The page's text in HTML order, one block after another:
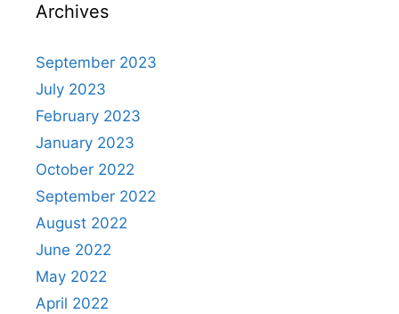
Archives
September 2023
July 2023
February 2023
January 2023
October 2022
September 2022
August 2022
June 2022
May 2022
April 2022